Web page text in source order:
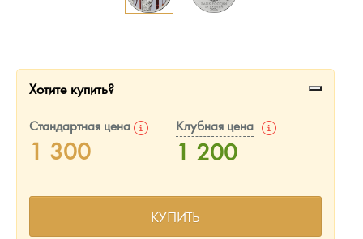
Книги по нумизматике
Хотите купить?
Стандартная цена
1 300
Клубная цена
1 200
КУПИТЬ